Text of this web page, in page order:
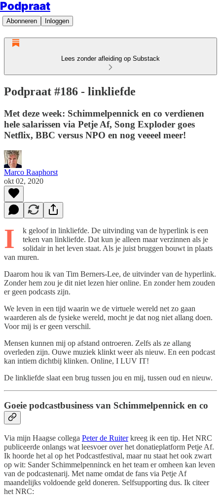
Podpraat
Abonneren Inloggen
Lees zonder afleiding op Substack
Podpraat #186 - linkliefde
Met deze week: Schimmelpennick en co verdienen
hele salarissen via Petje Af, Song Exploder goes
Netflix, BBC versus NPO en nog veeeel meer!
Marco Raaphorst
okt 02, 2020
I
k geloof in linkliefde. De uitvinding van de hyperlink is een
teken van linkliefde. Dat kun je alleen maar verzinnen als je
solidair in het leven staat. Als je juist bruggen bouwt in plaats
van muren.
Daarom hou ik van Tim Berners-Lee, de uitvinder van de hyperlink.
Zonder hem zou je dit niet lezen hier online. En zonder hem zouden
er geen podcasts zijn.
We leven in een tijd waarin we de virtuele wereld net zo gaan
waarderen als de fysieke wereld, mocht je dat nog niet allang doen.
Voor mij is er geen verschil.
Mensen kunnen mij op afstand ontroeren. Zelfs als ze allang
overleden zijn. Ouwe muziek klinkt weer als nieuw. En een podcast
kan intiem dichtbij klinken. Online, I LUV IT!
De linkliefde slaat een brug tussen jou en mij, tussen oud en nieuw.
Goeie podcastbusiness van Schimmelpennick en co
Via mijn Haagse collega Peter de Ruiterkreeg ik een tip. Het NRC
publiceerde onlangs wat leesvoer over het donatieplatform Petje Af.
Ik hoorde het al op het Podcastfestival, maar nu staat het ook zwart
op wit: Sander Schimmelpenninck en het team er omheen kan leven
van de podcastenarij. Met name omdat de fans via Petje Af
maandelijks voldoende geld doneren. Selfsupporting dus. Ik citeer
het NRC: